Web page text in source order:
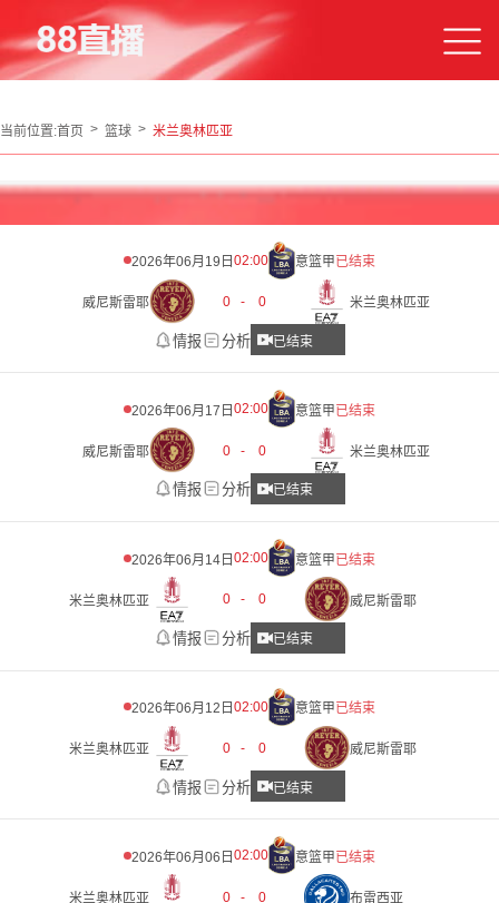
当前位置:首页 篮球 米兰奥林匹亚
2026年06月19日 02:00 意篮甲已结束
威尼斯雷耶 0 - 0 米兰奥林匹亚
情报 分析 已结束
2026年06月17日 02:00 意篮甲已结束
威尼斯雷耶 0 - 0 米兰奥林匹亚
情报 分析 已结束
2026年06月14日 02:00 意篮甲已结束
米兰奥林匹亚 0 - 0 威尼斯雷耶
情报 分析 已结束
2026年06月12日 02:00 意篮甲已结束
米兰奥林匹亚 0 - 0 威尼斯雷耶
情报 分析 已结束
2026年06月06日 02:00 意篮甲已结束
米兰奥林匹亚 0 - 0 布雷西亚